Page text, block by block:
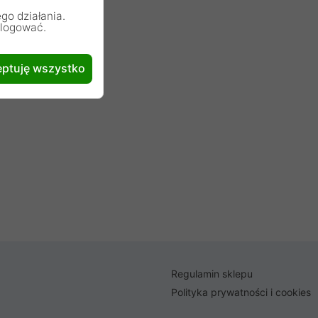
Regulamin sklepu
Polityka prywatności i cookies
działania.
wszystko